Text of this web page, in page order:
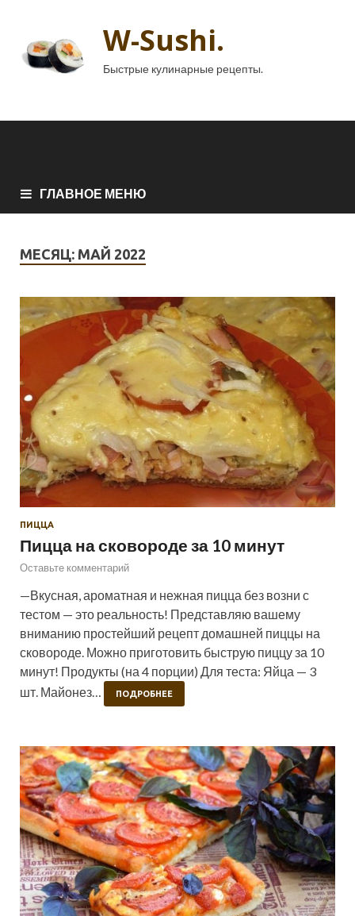
W-Sushi.
Быстрые кулинарные рецепты.
ГЛАВНОЕ МЕНЮ
МЕСЯЦ: МАЙ 2022
ПИЦЦА
Пицца на сковороде за 10 минут
Оставьте комментарий
—Вкусная, ароматная и нежная пицца без возни с
тестом — это реальность! Представляю вашему
вниманию простейший рецепт домашней пиццы на
сковороде. Можно приготовить быструю пиццу за 10
минут! Продукты (на 4 порции) Для теста: Яйца — 3
шт. Майонез…
ПОДРОБНЕЕ